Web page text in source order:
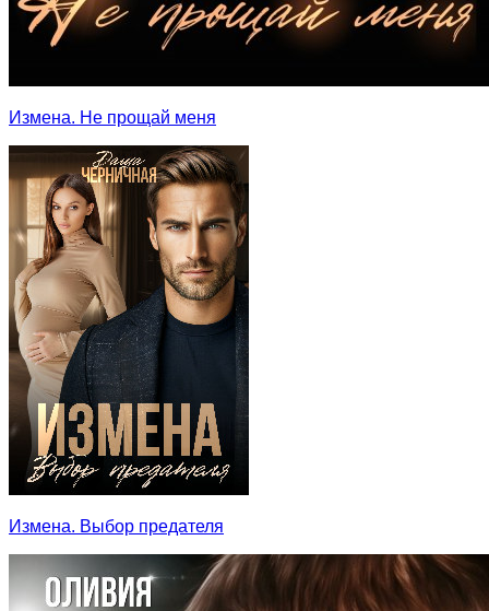
Измена. Не прощай меня
Измена. Выбор предателя